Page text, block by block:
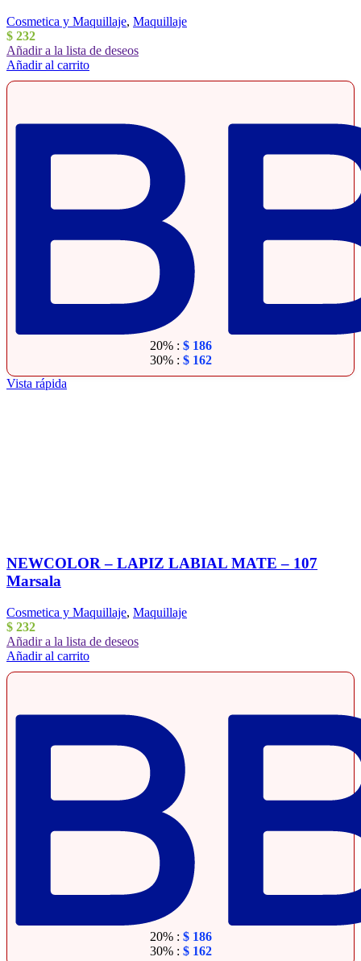
Cosmetica y Maquillaje, Maquillaje
$ 232
Añadir a la lista de deseos
Añadir al carrito
20% : $186
30% : $162
Vista rápida
NEWCOLOR – LAPIZ LABIAL MATE – 107
Marsala
Cosmetica y Maquillaje, Maquillaje
$ 232
Añadir a la lista de deseos
Añadir al carrito
20% : $186
30% : $162